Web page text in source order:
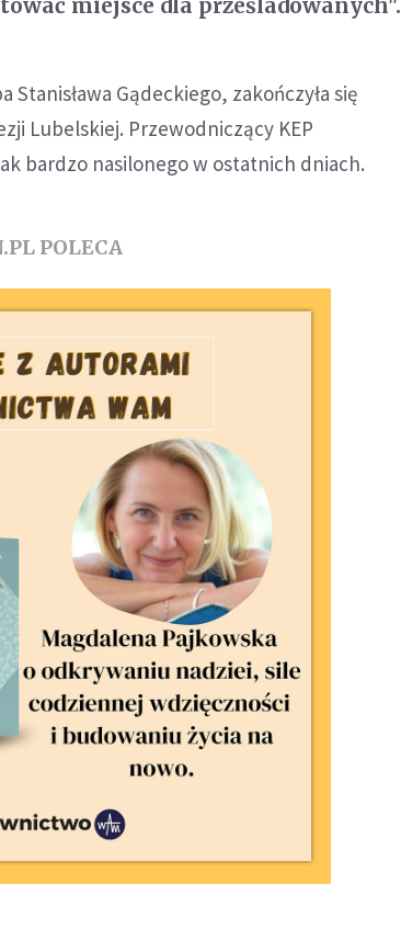
Gądeckiego, zakończyła się
Lubelskiej. Przewodniczący KEP
bardzo nasilonego w ostatnich dniach.
POLECA